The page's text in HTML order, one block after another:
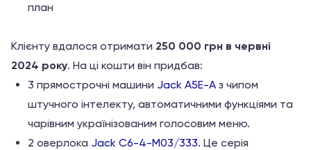
план
Клієнту вдалося отримати 250 000 грн в червні
2024 року. На ці кошти він придбав:
3 прямострочні машини Jack A5E-A з чипом
штучного інтелекту, автоматичними функціями та
чарівним українізованим голосовим меню.
2 оверлока Jack C6-4-M03/333. Це серія